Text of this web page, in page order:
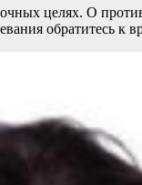
целях. О
обратитесь к